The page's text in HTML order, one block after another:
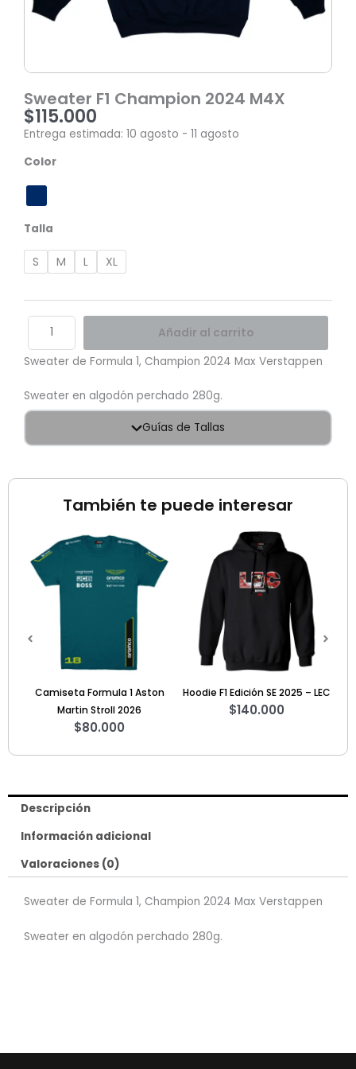
Sweater F1 Champion 2024 M4X
$115.000
Entrega estimada: 10 agosto - 11 agosto
Color
Talla
S M L XL
Sweater
Champion
2024
M4X
Añadir al carrito
Sweater de Formula 1, Champion 2024 Max Verstappen
Sweater en algodón perchado 280g.
Guías de Tallas
También te puede interesar
Camiseta Formula 1 Aston
Martin Stroll 2026
$80.000
Hoodie F1 Edición SE 2025 – LEC
$140.000
Descripción
Información adicional
Valoraciones (0)
Sweater de Formula 1, Champion 2024 Max Verstappen
Sweater en algodón perchado 280g.